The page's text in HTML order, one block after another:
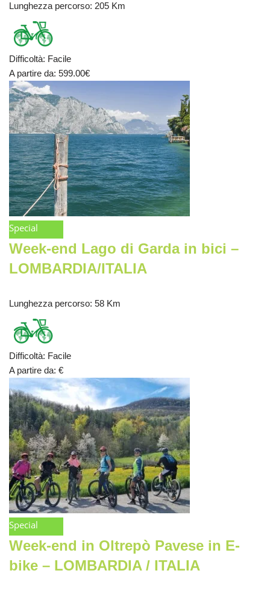
Lunghezza percorso: 205 Km
Difficoltà: Facile
A partire da: 599.00€
Special
Week-end Lago di Garda in bici –
LOMBARDIA/ITALIA
Lunghezza percorso: 58 Km
Difficoltà: Facile
A partire da: €
Special
Week-end in Oltrepò Pavese in E-
bike – LOMBARDIA / ITALIA